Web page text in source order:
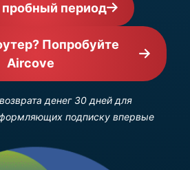
пробный период
Попробуйте
Aircove
денег 30 дней для
подписку впервые